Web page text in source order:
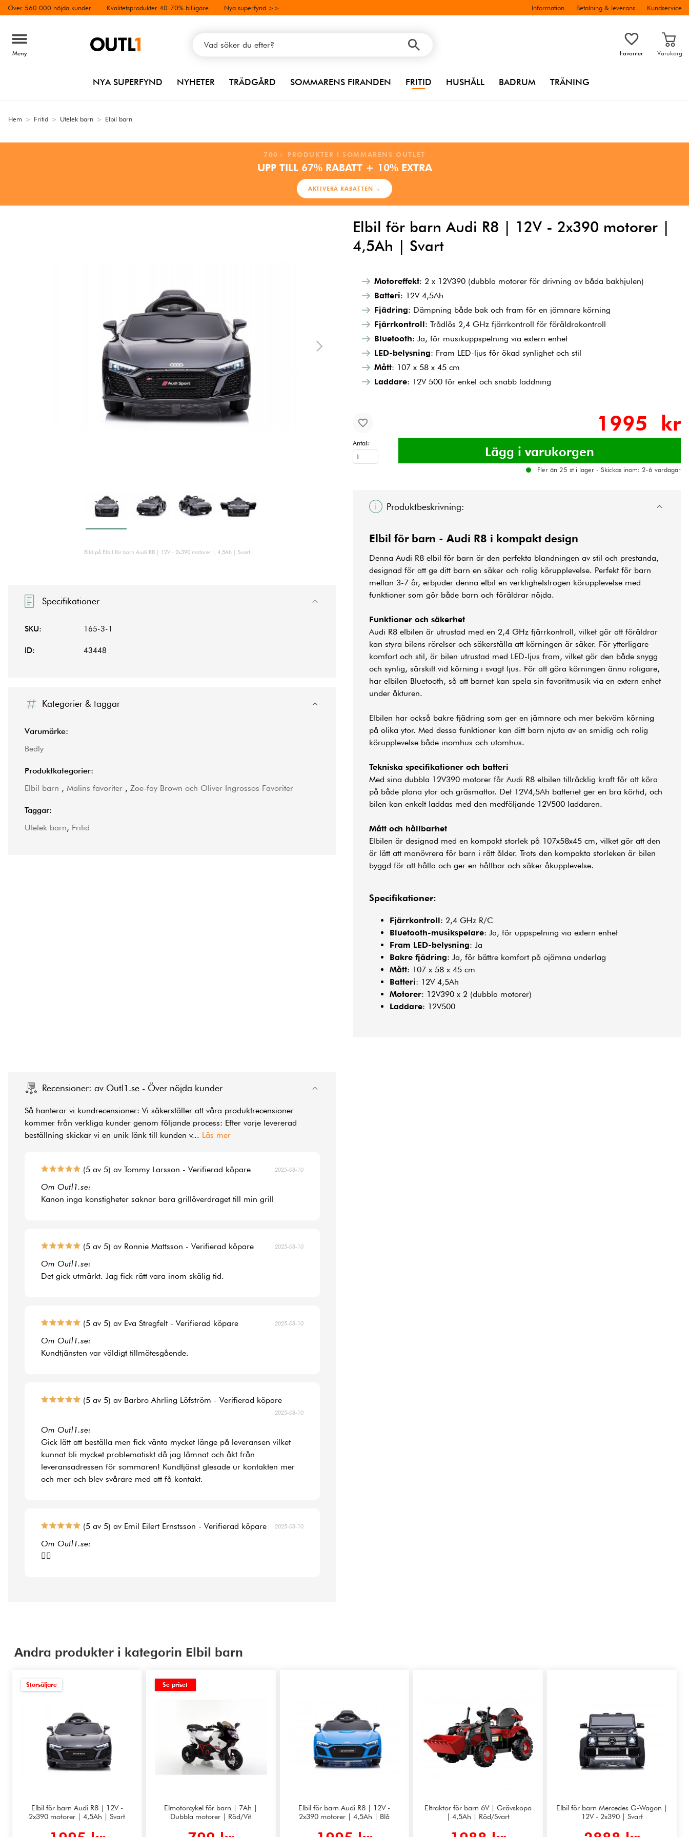
Över 560 000 nöjda kunder Kvalitetsprodukter 40-70% billigare Nya superfynd >> Information Betalning & leverans Kundservice
Meny Favoriter Varukorg
NYA SUPERFYND NYHETER TRÄDGÅRD SOMMARENS FIRANDEN FRITID HUSHÅLL BADRUM TRÄNING
Hem > Fritid > Utelek barn > Elbil barn
700+ PRODUKTER I SOMMARENS OUTLET
UPP TILL 67% RABATT + 10% EXTRA
AKTIVERA RABATTEN →
Elbil för barn Audi R8 | 12V - 2x390 motorer |
4,5Ah | Svart
Bild på Elbil för barn Audi R8 | 12V - 2x390 motorer | 4,5Ah | Svart
Motoreffekt: 2 x 12V390 (dubbla motorer för drivning av båda bakhjulen)
Batteri: 12V 4,5Ah
Fjädring: Dämpning både bak och fram för en jämnare körning
Fjärrkontroll: Trådlös 2,4 GHz fjärrkontroll för föräldrakontroll
Bluetooth: Ja, för musikuppspelning via extern enhet
LED-belysning: Fram LED-ljus för ökad synlighet och stil
Mått: 107 x 58 x 45 cm
Laddare: 12V 500 för enkel och snabb laddning
1995 kr
Antal:
Fler än 25 st i lager - Skickas inom: 2-6 vardagar
Produktbeskrivning:
Elbil för barn - Audi R8 i kompakt design
Denna Audi R8 elbil för barn är den perfekta blandningen av stil och prestanda,
designad för att ge ditt barn en säker och rolig körupplevelse. Perfekt för barn
mellan 3-7 år, erbjuder denna elbil en verklighetstrogen körupplevelse med
funktioner som gör både barn och föräldrar nöjda.
Funktioner och säkerhet
Audi R8 elbilen är utrustad med en 2,4 GHz fjärrkontroll, vilket gör att föräldrar
kan styra bilens rörelser och säkerställa att körningen är säker. För ytterligare
komfort och stil, är bilen utrustad med LED-ljus fram, vilket gör den både snygg
och synlig, särskilt vid körning i svagt ljus. För att göra körningen ännu roligare,
har elbilen Bluetooth, så att barnet kan spela sin favoritmusik via en extern enhet
under åkturen.
Elbilen har också bakre fjädring som ger en jämnare och mer bekväm körning
på olika ytor. Med dessa funktioner kan ditt barn njuta av en smidig och rolig
körupplevelse både inomhus och utomhus.
Tekniska specifikationer och batteri
Med sina dubbla 12V390 motorer får Audi R8 elbilen tillräcklig kraft för att köra
på både plana ytor och gräsmattor. Det 12V4,5Ah batteriet ger en bra körtid, och
bilen kan enkelt laddas med den medföljande 12V500 laddaren.
Mått och hållbarhet
Elbilen är designad med en kompakt storlek på 107x58x45 cm, vilket gör att den
är lätt att manövrera för barn i rätt ålder. Trots den kompakta storleken är bilen
byggd för att hålla och ger en hållbar och säker åkupplevelse.
Specifikationer:
Fjärrkontroll: 2,4 GHz R/C
Bluetooth-musikspelare: Ja, för uppspelning via extern enhet
Fram LED-belysning: Ja
Bakre fjädring: Ja, för bättre komfort på ojämna underlag
Mått: 107 x 58 x 45 cm
Batteri: 12V 4,5Ah
Motorer: 12V390 x 2 (dubbla motorer)
Laddare: 12V500
Specifikationer
SKU: 165-3-1
ID: 43448
Kategorier & taggar
Varumärke:
Bedly
Produktkategorier:
Elbil barn , Malins favoriter , Zoe-fay Brown och Oliver Ingrossos Favoriter
Taggar:
Utelek barn, Fritid
Recensioner: av Outl1.se - Över nöjda kunder
Så hanterar vi kundrecensioner: Vi säkerställer att våra produktrecensioner
kommer från verkliga kunder genom följande process: Efter varje levererad
beställning skickar vi en unik länk till kunden v... Läs mer
(5 av 5) av Tommy Larsson - Verifierad köpare 2025-08-10
Om Outl1.se:
Kanon inga konstigheter saknar bara grillöverdraget till min grill
(5 av 5) av Ronnie Mattsson - Verifierad köpare 2025-08-10
Om Outl1.se:
Det gick utmärkt. Jag fick rätt vara inom skälig tid.
(5 av 5) av Eva Stregfelt - Verifierad köpare 2025-08-10
Om Outl1.se:
Kundtjänsten var väldigt tillmötesgående.
(5 av 5) av Barbro Ahrling Löfström - Verifierad köpare
2025-08-10
Om Outl1.se:
Gick lätt att beställa men fick vänta mycket länge på leveransen vilket
kunnat bli mycket problematiskt då jag lämnat och åkt från
leveransadressen för sommaren! Kundtjänst glesade ur kontakten mer
och mer och blev svårare med att få kontakt.
(5 av 5) av Emil Eilert Ernstsson - Verifierad köpare 2025-08-10
Om Outl1.se:
👍🏻
Andra produkter i kategorin Elbil barn
Storsäljare
Elbil för barn Audi R8 | 12V -
2x390 motorer | 4,5Ah | Svart
Se priset
Elmotorcykel för barn | 7Ah |
Dubbla motorer | Röd/Vit
Elbil för barn Audi R8 | 12V -
2x390 motorer | 4,5Ah | Blå
Eltraktor för barn 6V | Grävskopa
| 4,5Ah | Röd/Svart
Elbil för barn Mercedes G-Wagon |
12V - 2x390 | Svart